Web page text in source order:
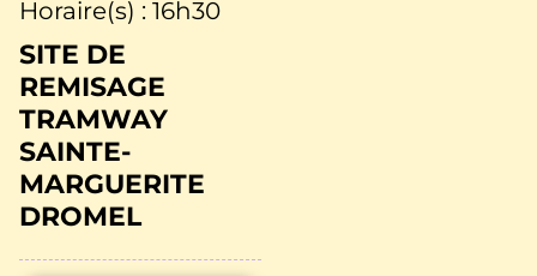
Horaire(s) : 16h30
SITE DE
REMISAGE
TRAMWAY
SAINTE-
MARGUERITE
DROMEL